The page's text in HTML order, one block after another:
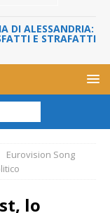
DI ALESSANDRIA:
E STRAFATTI
Eurovision Song
lo